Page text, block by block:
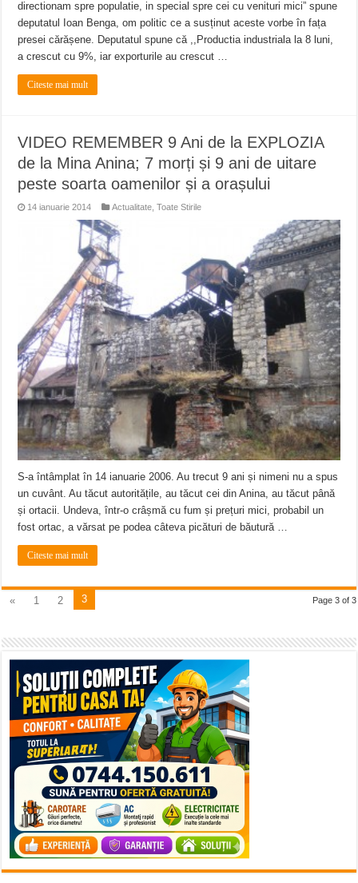
directionam spre populatie, in special spre cei cu venituri mici” spune
deputatul Ioan Benga, om politic ce a susținut aceste vorbe în fața
presei cărășene. Deputatul spune că ,,Productia industriala la 8 luni,
a crescut cu 9%, iar exporturile au crescut …
Citeste mai mult
VIDEO REMEMBER 9 Ani de la EXPLOZIA
de la Mina Anina; 7 morți și 9 ani de uitare
peste soarta oamenilor și a orașului
14 ianuarie 2014 Actualitate ,Toate Stirile
S-a întâmplat în 14 ianuarie 2006. Au trecut 9 ani și nimeni nu a spus
un cuvânt. Au tăcut autoritățile, au tăcut cei din Anina, au tăcut până
și ortacii. Undeva, într-o crâșmă cu fum și prețuri mici, probabil un
fost ortac, a vărsat pe podea câteva picături de băutură …
Citeste mai mult
Page 3 of 3
« 1 2 3